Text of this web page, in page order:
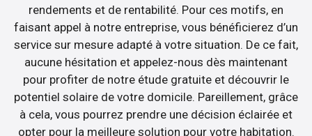
rendements et de rentabilité. Pour ces motifs, en
faisant appel à notre entreprise, vous bénéficierez d’un
service sur mesure adapté à votre situation. De ce fait,
aucune hésitation et appelez-nous dès maintenant
pour profiter de notre étude gratuite et découvrir le
potentiel solaire de votre domicile. Pareillement, grâce
à cela, vous pourrez prendre une décision éclairée et
opter pour la meilleure solution pour votre habitation.